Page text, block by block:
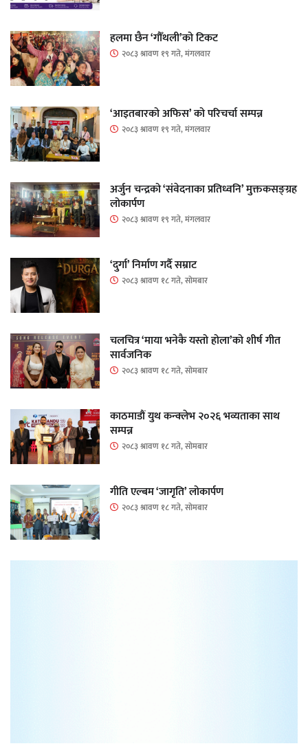
हलमा छैन ‘गौँथली’को टिकट
२०८३ श्रावण १९ गते, मंगलवार
‘आइतबारको अफिस’ को परिचर्चा सम्पन्न
२०८३ श्रावण १९ गते, मंगलवार
अर्जुन चन्द्रको ‘संवेदनाका प्रतिध्वनि’ मुक्तकसङ्ग्रह
लोकार्पण
२०८३ श्रावण १९ गते, मंगलवार
‘दुर्गा’ निर्माण गर्दै सम्राट
२०८३ श्रावण १८ गते, सोमबार
चलचित्र ‘माया भनेकै यस्तो होला’को शीर्ष गीत
सार्वजनिक
२०८३ श्रावण १८ गते, सोमबार
काठमाडौं युथ कन्क्लेभ २०२६ भव्यताका साथ
सम्पन्न
२०८३ श्रावण १८ गते, सोमबार
गीति एल्बम ‘जागृति’ लोकार्पण
२०८३ श्रावण १८ गते, सोमबार